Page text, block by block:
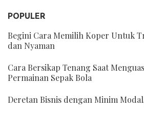
POPULER
Begini Cara Memilih Koper Untuk
dan Nyaman
Cara Bersikap Tenang Saat
Permainan Sepak Bola
Deretan Bisnis dengan Minim